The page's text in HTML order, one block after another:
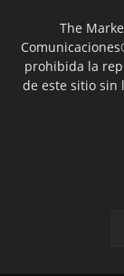
The
prohibida la
de este sitio sin